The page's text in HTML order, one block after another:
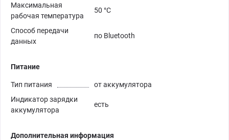
Максимальная
рабочая температура
50 °C
Способ передачи
данных
по Bluetooth
Питание
Тип питания
от аккумулятора
Индикатор зарядки
аккумулятора
есть
Дополнительная информация